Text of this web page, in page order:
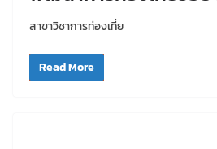
สาขาวิชาการท่องเที่ย
Read More